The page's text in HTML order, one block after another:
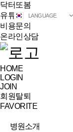
닥터또봄
유튜브
비용문의
온라인상담
LANGUAGE
HOME
LOGIN
JOIN
회원탈퇴
FAVORITE
병원소개